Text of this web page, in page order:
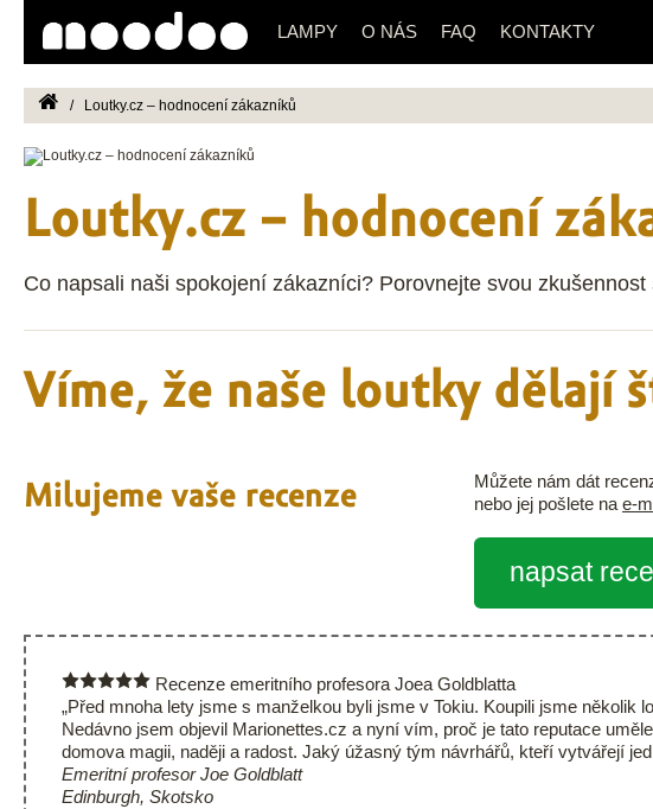
LAMPY O NÁS FAQ KONTAKTY
/ Loutky.cz – hodnocení zákazníků
Loutky.cz – hodnocení
Co napsali naši spokojení zákazníci? Porovnejte svou
Víme, že naše loutky dělají
Milujeme vaše recenze Můžete nám dát
nebo jej pošlete na e-
napsat
Recenze emeritního profesora Joea Goldblatta
„Před mnoha lety jsme s manželkou byli jsme v Tokiu. Koupili jsme
Nedávno jsem objevil Marionettes.cz a nyní vím, proč je tato reputace
domova magii, naději a radost. Jaký úžasný tým návrhářů, kteří vytvářejí
Emeritní profesor Joe Goldblatt
Edinburgh, Skotsko